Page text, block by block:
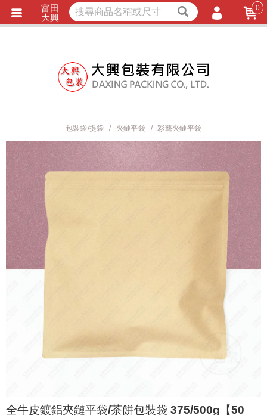
立即詢價 LINE詢問
包裝袋/提袋 夾鏈平袋 彩藝夾鏈平袋
全牛皮鍍鋁夾鏈平袋/茶餅包裝袋 375/500g【50
富田
大興
0
會員註冊
忘記密碼
匯款通知
獨家商品 耐熱內襯